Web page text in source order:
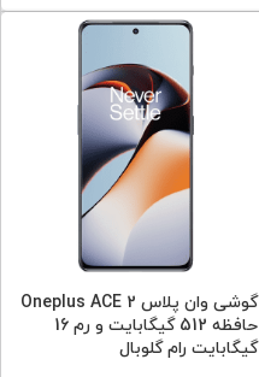
گوشی وان پلاس Oneplus ACE 2
حافظه 512 گیگابایت و رم 16
گیگابایت رام گلوبال